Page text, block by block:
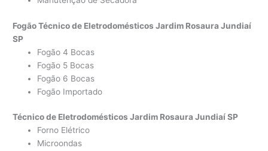
Fogão Técnico de Eletrodomésticos Jardim Rosaura Jundiaí
SP
Fogão 4 Bocas
Fogão 5 Bocas
Fogão 6 Bocas
Fogão Importado
Técnico de Eletrodomésticos Jardim Rosaura Jundiaí SP
Forno Elétrico
Microondas